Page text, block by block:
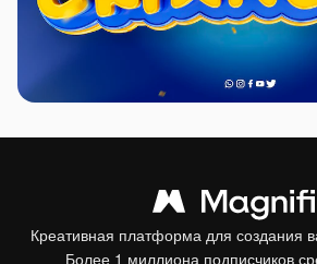
Креативная платформа для создания
Более 1 миллиона подписчиков